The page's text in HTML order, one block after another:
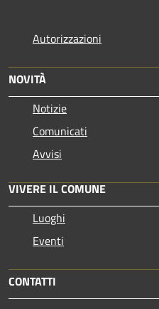
Autorizzazioni
NOVITÀ
Notizie
Comunicati
Avvisi
VIVERE IL COMUNE
Luoghi
Eventi
CONTATTI